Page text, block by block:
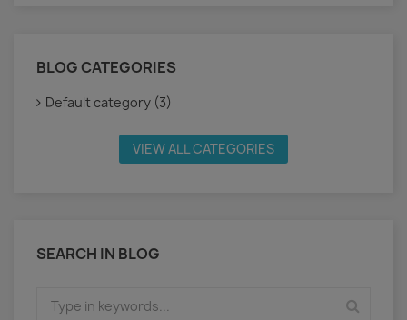
BLOG CATEGORIES
Default category (3)
VIEW ALL CATEGORIES
SEARCH IN BLOG